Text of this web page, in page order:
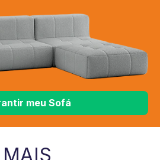
meu Sofá
MAIS